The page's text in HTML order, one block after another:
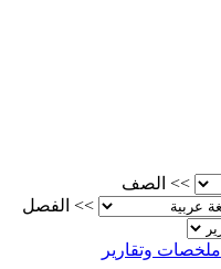
>>
الصف
>>
الفصل
ملخصات وتقارير